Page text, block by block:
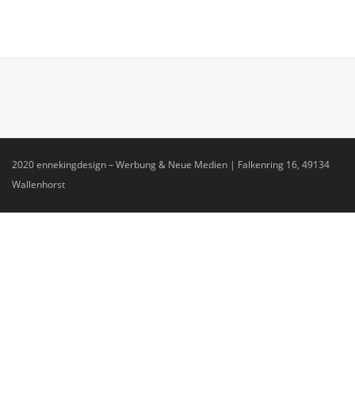
2020 ennekingdesign – Werbung & Neue Medien | Falkenring 16, 49134
Wallenhorst